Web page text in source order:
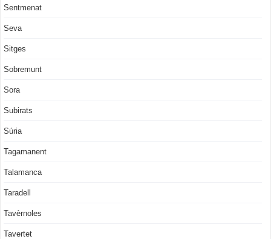
Sentmenat
Seva
Sitges
Sobremunt
Sora
Subirats
Súria
Tagamanent
Talamanca
Taradell
Tavèrnoles
Tavertet